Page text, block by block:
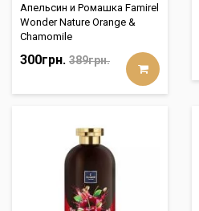
Апельсин и Ромашка Famirel
Wonder Nature Orange &
Chamomile
300грн. 389грн.